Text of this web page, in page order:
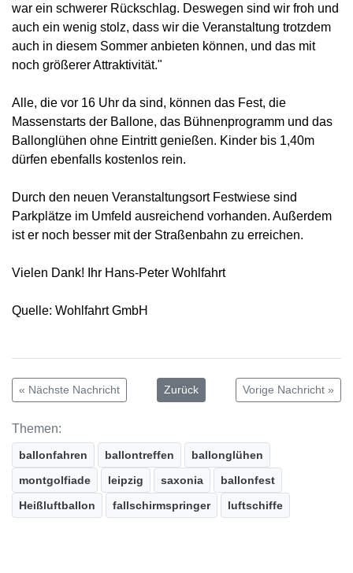
war ein schwerer Rückschlag. Deswegen sind wir froh und
auch ein wenig stolz, dass wir die Veranstaltung trotzdem
auch in diesem Sommer anbieten können, und das mit
noch größerer Attraktivität."
Alle, die vor 16 Uhr da sind, können das Fest, die
Massenstarts der Ballone, das Bühnenprogramm und das
Ballonglühen ohne Eintritt genießen. Kinder bis 1,40m
dürfen ebenfalls kostenlos rein.
Durch den neuen Veranstaltungsort Festwiese sind
Parkplätze im Umfeld ausreichend vorhanden. Außerdem
ist er noch besser mit der Straßenbahn zu erreichen.
Vielen Dank! Ihr Hans-Peter Wohlfahrt
Quelle: Wohlfahrt GmbH
« Nächste Nachricht Zurück Vorige Nachricht »
Themen:
ballonfahren ballontreffen
ballonglühen
montgolfiade
leipzig saxonia
ballonfest
Heißluftballon
fallschirmspringer luftschiffe